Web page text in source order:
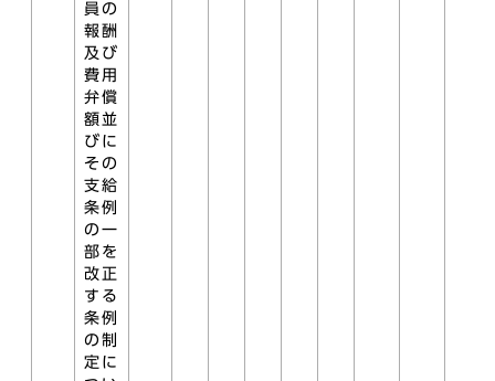
員の
報酬
及び
費用
弁償
額並
びに
その
支給
条例
の一
部を
改正
する
条例
の制
定に